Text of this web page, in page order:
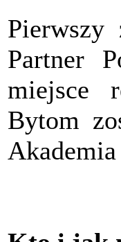
Pierwszy
Partner
miejsce
Bytom